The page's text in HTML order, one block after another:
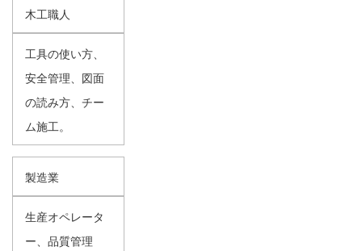
木工職人
工具の使い方、
安全管理、図面
の読み方、チー
ム施工。
製造業
生産オペレータ
ー、品質管理